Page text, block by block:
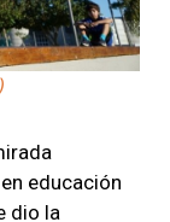
educación
dio la